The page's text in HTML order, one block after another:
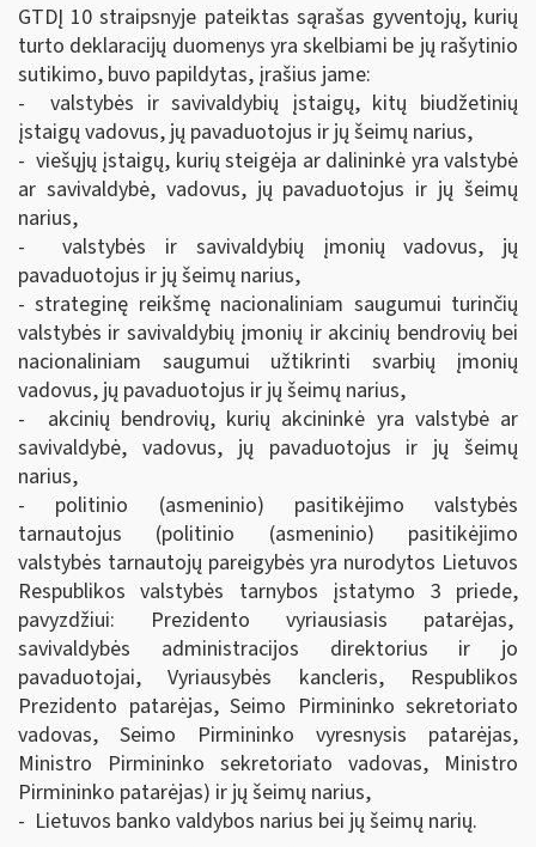
GTDĮ 10 straipsnyje pateiktas sąrašas gyventojų, kurių
turto deklaracijų duomenys yra skelbiami be jų rašytinio
sutikimo, buvo papildytas, įrašius jame:
- valstybės ir savivaldybių įstaigų, kitų biudžetinių
įstaigų vadovus, jų pavaduotojus ir jų šeimų narius,
- viešųjų įstaigų, kurių steigėja ar dalininkė yra valstybė
ar savivaldybė, vadovus, jų pavaduotojus ir jų šeimų
narius,
- valstybės ir savivaldybių įmonių vadovus, jų
pavaduotojus ir jų šeimų narius,
- strateginę reikšmę nacionaliniam saugumui turinčių
valstybės ir savivaldybių įmonių ir akcinių bendrovių bei
nacionaliniam saugumui užtikrinti svarbių įmonių
vadovus, jų pavaduotojus ir jų šeimų narius,
- akcinių bendrovių, kurių akcininkė yra valstybė ar
savivaldybė, vadovus, jų pavaduotojus ir jų šeimų
narius,
- politinio (asmeninio) pasitikėjimo valstybės
tarnautojus (politinio (asmeninio) pasitikėjimo
valstybės tarnautojų pareigybės yra nurodytos Lietuvos
Respublikos valstybės tarnybos įstatymo 3 priede,
pavyzdžiui: Prezidento vyriausiasis patarėjas,
savivaldybės administracijos direktorius ir jo
pavaduotojai, Vyriausybės kancleris, Respublikos
Prezidento patarėjas, Seimo Pirmininko sekretoriato
vadovas, Seimo Pirmininko vyresnysis patarėjas,
Ministro Pirmininko sekretoriato vadovas, Ministro
Pirmininko patarėjas) ir jų šeimų narius,
- Lietuvos banko valdybos narius bei jų šeimų narių.